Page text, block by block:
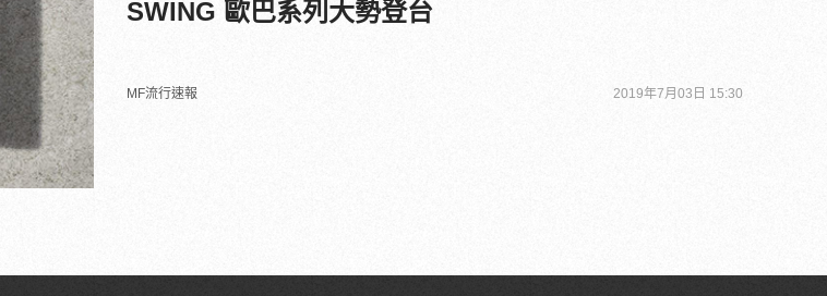
SWING 歐巴系列大勢登台
MF流行速報 2019年7月03日 15:30